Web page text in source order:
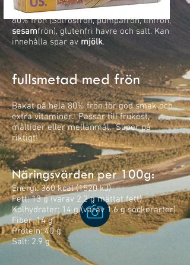
Ingredienser:
80% frön (Solrosfrön, pumpafrön, linfrön,
sesamfrön), glutenfri havre och salt. Kan
innehålla spar av mjölk.
fullsmetad med frön
Bakat på hela 80% frön för god smak och
extra vitaminer. Passar till frukost,
måltider eller mellanmål. Super på
riktigt!
Näringsvärden per 100g:
Energi: 360 kcal (1520 kJ)
Fett: 13 g (varav 2.2 g mättat fett)
Kolhydrater: 14 g (varav 1.6 g sockerarter)
Fiber: 14 g
Protein: 40 g
​Salt: 2.9 g